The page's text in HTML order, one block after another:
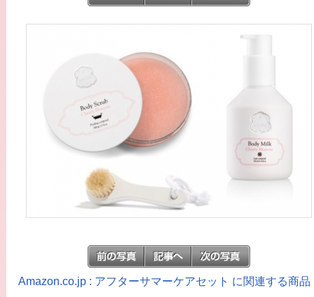
Amazon.co.jp : アフターサマーケアセット に関連する商品